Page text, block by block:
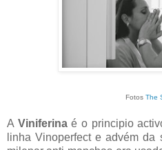
Fotos The
A Viniferinaé o principio
linha Vinoperfect e advém